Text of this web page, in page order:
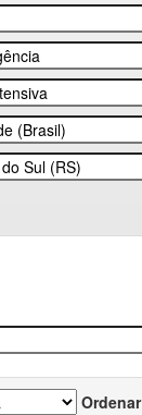
Ordenar